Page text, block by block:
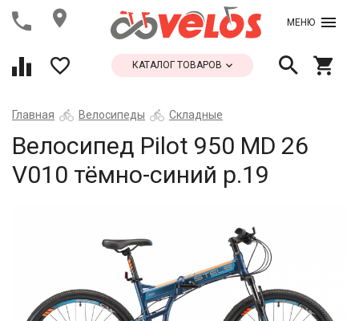
МЕНЮ
КАТАЛОГ ТОВАРОВ
Главная Велосипеды Складные
Велосипед Pilot 950 MD 26
V010 тёмно-синий р.19